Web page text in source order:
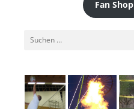
Fan Shop
Suchen